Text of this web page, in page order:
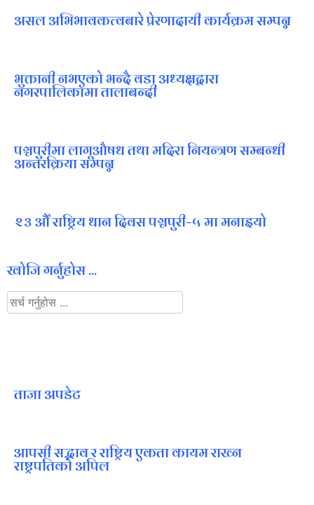
असल अभिभावकत्वबारे प्रेरणादायी कार्यक्रम सम्पन्न
भुक्तानी नभएको भन्दै वडा अध्यक्षद्वारा
नगरपालिकामा तालाबन्दी
पञ्चपुरीमा लागूऔषध तथा मदिरा नियन्त्रण सम्बन्धी
अन्तरक्रिया सम्पन्न
२३ औँ राष्ट्रिय धान दिवस पञ्चपुरी–५ मा मनाइयाे
खोजि गर्नुहोस ...
ताजा अपडेट
आपसी सद्भाव र राष्ट्रिय एकता कायम राख्न
राष्ट्रपतिको अपिल